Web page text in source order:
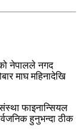
नेपालले नगद
माघ महिनादेखि
संस्था फाइनान्सियल
हुनुभन्दा ठीक